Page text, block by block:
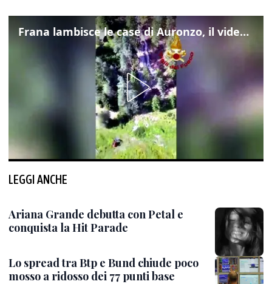
Frana lambisce le case di Auronzo, il video dall'elicottero dei vigili del fuoco
LEGGI ANCHE
Ariana Grande debutta con Petal e
conquista la Hit Parade
Lo spread tra Btp e Bund chiude poco
mosso a ridosso dei 77 punti base